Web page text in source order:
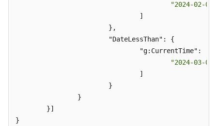
问
"2024-02-
				"g
:CurrentTime": [
"2024-03-
}